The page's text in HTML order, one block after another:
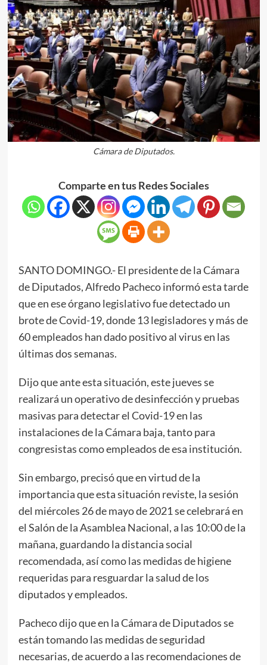
Cámara de Diputados.
Comparte en tus Redes Sociales
SANTO DOMINGO.- El presidente de la Cámara
de Diputados, Alfredo Pacheco informó esta tarde
que en ese órgano legislativo fue detectado un
brote de Covid-19, donde 13 legisladores y más de
60 empleados han dado positivo al virus en las
últimas dos semanas.
Dijo que ante esta situación, este jueves se
realizará un operativo de desinfección y pruebas
masivas para detectar el Covid-19 en las
instalaciones de la Cámara baja, tanto para
congresistas como empleados de esa institución.
Sin embargo, precisó que en virtud de la
importancia que esta situación reviste, la sesión
del miércoles 26 de mayo de 2021 se celebrará en
el Salón de la Asamblea Nacional, a las 10:00 de la
mañana, guardando la distancia social
recomendada, así como las medidas de higiene
requeridas para resguardar la salud de los
diputados y empleados.
Pacheco dijo que en la Cámara de Diputados se
están tomando las medidas de seguridad
necesarias, de acuerdo a las recomendaciones de